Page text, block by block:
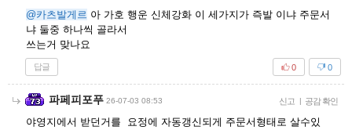
@카츠발게르 아 가호 행운 신체강화 이 세가지가 즉발 이냐 주문서
냐 둘중 하나씩 골라서
쓰는거 맞나요
답글 0
0
파페피포푸 26-07-03 08:53 신고 | 공감 확인
야영지에서 받던거를 요정에 자동갱신되게 주문서형태로 살수있